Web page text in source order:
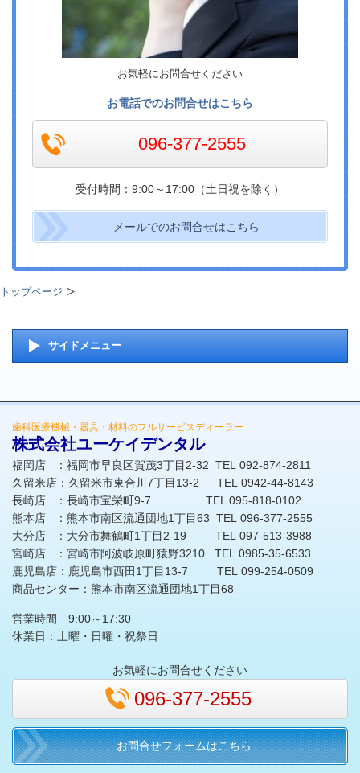
お気軽にお問合せください
お電話でのお問合せはこちら
096-377-2555
受付時間：9:00～17:00（土日祝を除く）
メールでのお問合せはこちら
トップページ
サイドメニュー
歯科医療機械・器具・材料のフルサービスディーラー
株式会社ユーケイデンタル
福岡店 ：福岡市早良区賀茂3丁目2-32 TEL 092-874-2811
久留米店：久留米市東合川7丁目13-2 TEL 0942-44-8143
長崎店 ：長崎市宝栄町9-7 TEL 095-818-0102
熊本店 ：熊本市南区流通団地1丁目63 TEL 096-377-2555
大分店 ：大分市舞鶴町1丁目2-19 TEL 097-513-3988
宮崎店 ：宮崎市阿波岐原町猿野3210 TEL 0985-35-6533
鹿児島店：鹿児島市西田1丁目13-7 TEL 099-254-0509
商品センター：熊本市南区流通団地1丁目68
営業時間 9:00～17:30
休業日：土曜・日曜・祝祭日
お気軽にお問合せください
096-377-2555
お問合せフォームはこちら